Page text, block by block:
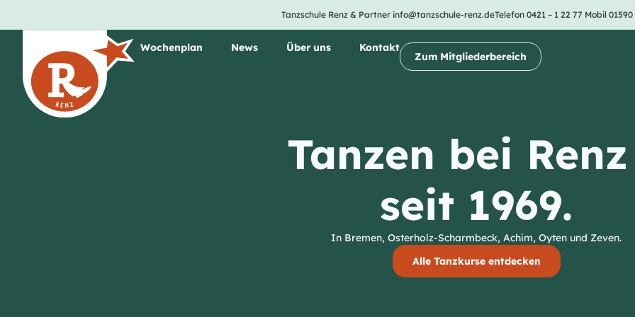
Tanzschule Renz & Partnerinfo@tanzschule-renz.deTelefon 0421 – 1 22 77 Mobil 01590
Unsere Tanzkurse Wochenplan News Über uns Kontakt
Zum Mitgliederbereich
Tanzen bei
seit 1969.
In Bremen, Osterholz-Scharmbeck, Achim, Oyten und Zeven.
Alle Tanzkurse entdecken